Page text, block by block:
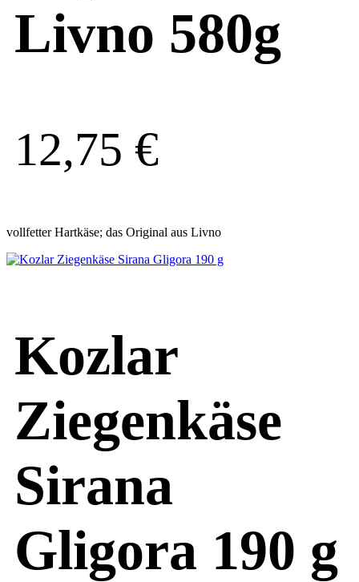
Livno 580g
12,75 €
vollfetter Hartkäse; das Original aus Livno
Kozlar
Ziegenkäse
Sirana
Gligora 190 g